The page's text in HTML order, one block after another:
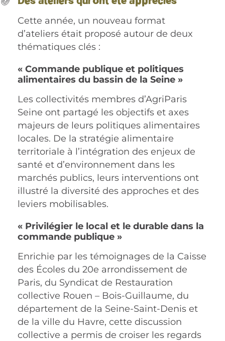
Cette année, un nouveau format
d’ateliers était proposé autour de deux
thématiques clés :
« Commande publique et politiques
alimentaires du bassin de la Seine »
Les collectivités membres d’AgriParis
Seine ont partagé les objectifs et axes
majeurs de leurs politiques alimentaires
locales. De la stratégie alimentaire
territoriale à l’intégration des enjeux de
santé et d’environnement dans les
marchés publics, leurs interventions ont
illustré la diversité des approches et des
leviers mobilisables.
« Privilégier le local et le durable dans la
commande publique »
Enrichie par les témoignages de la Caisse
des Écoles du 20e arrondissement de
Paris, du Syndicat de Restauration
collective Rouen – Bois-Guillaume, du
département de la Seine-Saint-Denis et
de la ville du Havre, cette discussion
collective a permis de croiser les regards